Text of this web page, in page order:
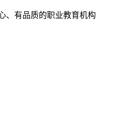
、有品质的职业教育机构